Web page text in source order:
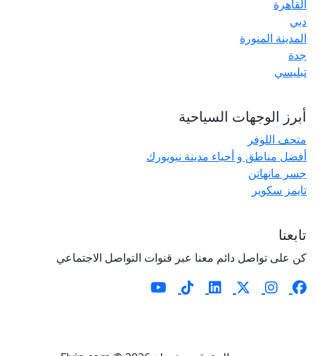
القاهرة
دبي
المدينة المنورة
جدة
تبليسي
أبرز الوجهات السياحية
متحف اللوفر
أفضل مناطق و أحياء مدينة نيويورك
جسر مانهاتن
تايمز سكوير
تابعنا
كن على تواصل دائم معنا عبر قنوات التواصل الاجتماعي